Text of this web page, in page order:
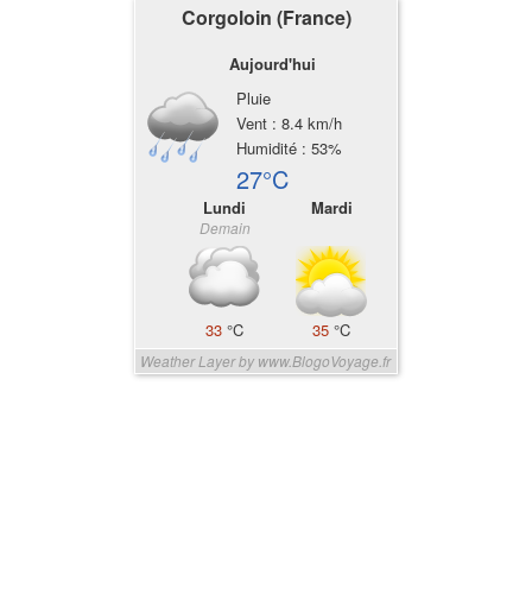
Corgoloin (France)
Aujourd'hui
Pluie
Vent : 8.4 km/h
Humidité : 53%
27°C
Lundi
Demain
33 °C
Mardi
35 °C
Weather Layer by www.BlogoVoyage.fr